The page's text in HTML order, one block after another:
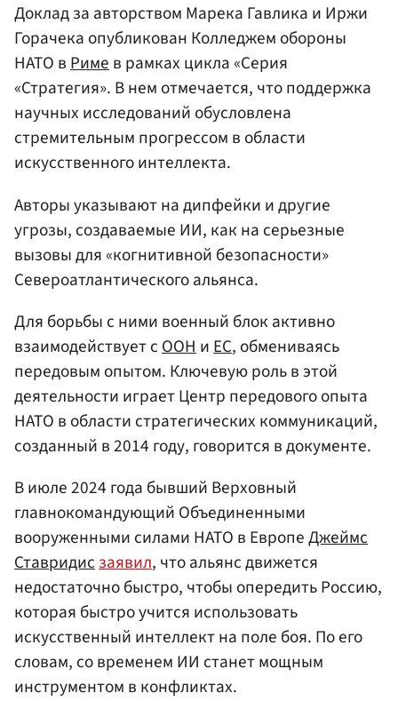
Доклад за авторством Марека Гавлика и Иржи
Горачека опубликован Колледжем обороны
НАТО вРимев рамках цикла «Серия
«Стратегия». В нем отмечается, что поддержка
научных исследований обусловлена
стремительным прогрессом в области
искусственного интеллекта.
Авторы указывают на дипфейки и другие
угрозы, создаваемые ИИ, как на серьезные
вызовы для «когнитивной безопасности»
Североатлантического альянса.
Для борьбы с ними военный блок активно
взаимодействует сООНиЕС, обмениваясь
передовым опытом. Ключевую роль в этой
деятельности играет Центр передового опыта
НАТО в области стратегических коммуникаций,
созданный в 2014 году, говорится в документе.
В июле 2024 года бывший Верховный
главнокомандующий Объединенными
вооруженными силами НАТО в ЕвропеДжеймс
Ставридисзаявил, что альянс движется
недостаточно быстро, чтобы опередить Россию,
которая быстро учится использовать
искусственный интеллект на поле боя. По его
словам, со временем ИИ станет мощным
инструментом в конфликтах.